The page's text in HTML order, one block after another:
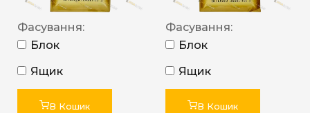
Фасування:
Блок
Ящик
В Кошик
Фасування:
Блок
Ящик
В Кошик